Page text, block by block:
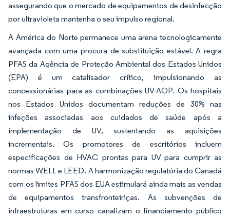
assegurando que o mercado de equipamentos de desinfecção
por ultravioleta mantenha o seu impulso regional.
A América do Norte permanece uma arena tecnologicamente
avançada com uma procura de substituição estável. A regra
PFAS da Agência de Proteção Ambiental dos Estados Unidos
(EPA) é um catalisador crítico, impulsionando as
concessionárias para as combinações UV-AOP. Os hospitais
nos Estados Unidos documentam reduções de 30% nas
infeções associadas aos cuidados de saúde após a
implementação de UV, sustentando as aquisições
incrementais. Os promotores de escritórios incluem
especificações de HVAC prontas para UV para cumprir as
normas WELL e LEED. A harmonização regulatória do Canadá
com os limites PFAS dos EUA estimulará ainda mais as vendas
de equipamentos transfronteiriças. As subvenções de
infraestruturas em curso canalizam o financiamento público